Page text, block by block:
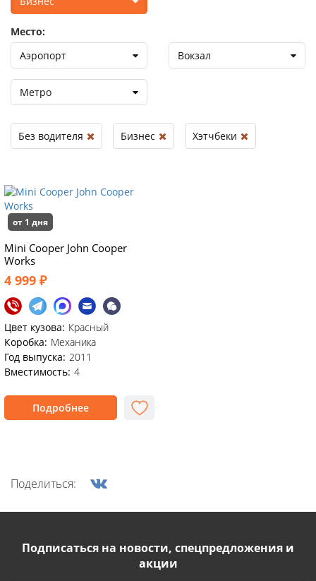
от 1 дня
Mini Cooper John Cooper
Works
4 999 ₽
Цвет кузова: Красный
Коробка: Механика
Год выпуска: 2011
Вместимость: 4
Подробнее
Поделиться:
Место:
Аэропорт
Вокзал
Метро
Без водителя Бизнес Хэтчбеки
Подписаться на новости, спецпредложения и
акции